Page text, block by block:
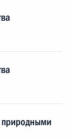
природными